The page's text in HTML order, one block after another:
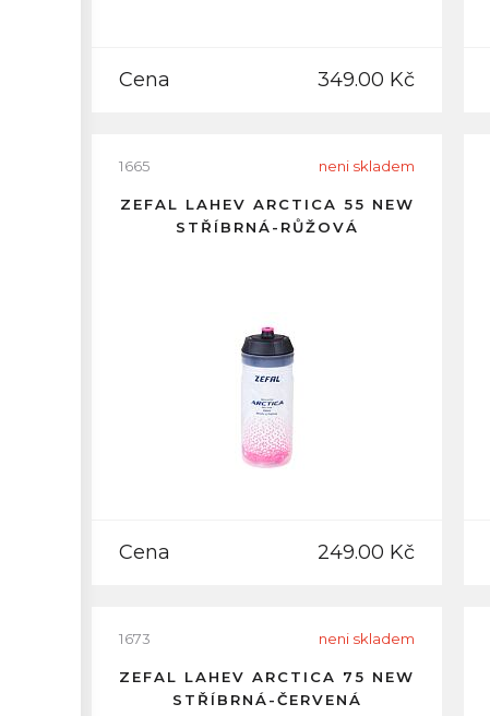
Cena 349.00 Kč
1665 neni skladem
ZEFAL LAHEV ARCTICA 55 NEW
STŘÍBRNÁ-RŮŽOVÁ
Cena 249.00 Kč
1673 neni skladem
ZEFAL LAHEV ARCTICA 75 NEW
STŘÍBRNÁ-ČERVENÁ